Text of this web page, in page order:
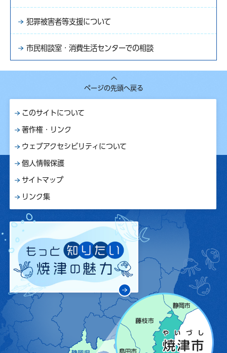
犯罪被害者等支援について
市民相談室・消費生活センターでの相談
ページの先頭へ戻る
このサイトについて
著作権・リンク
ウェブアクセシビリティについて
個人情報保護
サイトマップ
リンク集